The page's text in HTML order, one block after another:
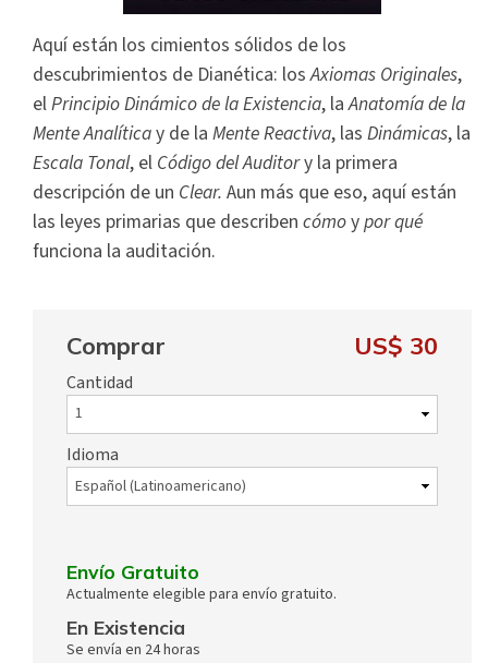
Aquí están los cimientos sólidos de los
descubrimientos de Dianética: losAxiomas Originales,
elPrincipio Dinámico de la Existencia, laAnatomía de la
Mente Analíticay de la Mente Reactiva, las Dinámicas, la
Escala Tonal, el Código del Auditory la primera
descripción de un Clear. Aun más que eso, aquí están
las leyes primarias que describen cómoypor qué
funciona la auditación.
Comprar US$ 30
Cantidad
Idioma
Envío Gratuito
Actualmente elegible para envío gratuito.
En Existencia
Se envía en 24 horas